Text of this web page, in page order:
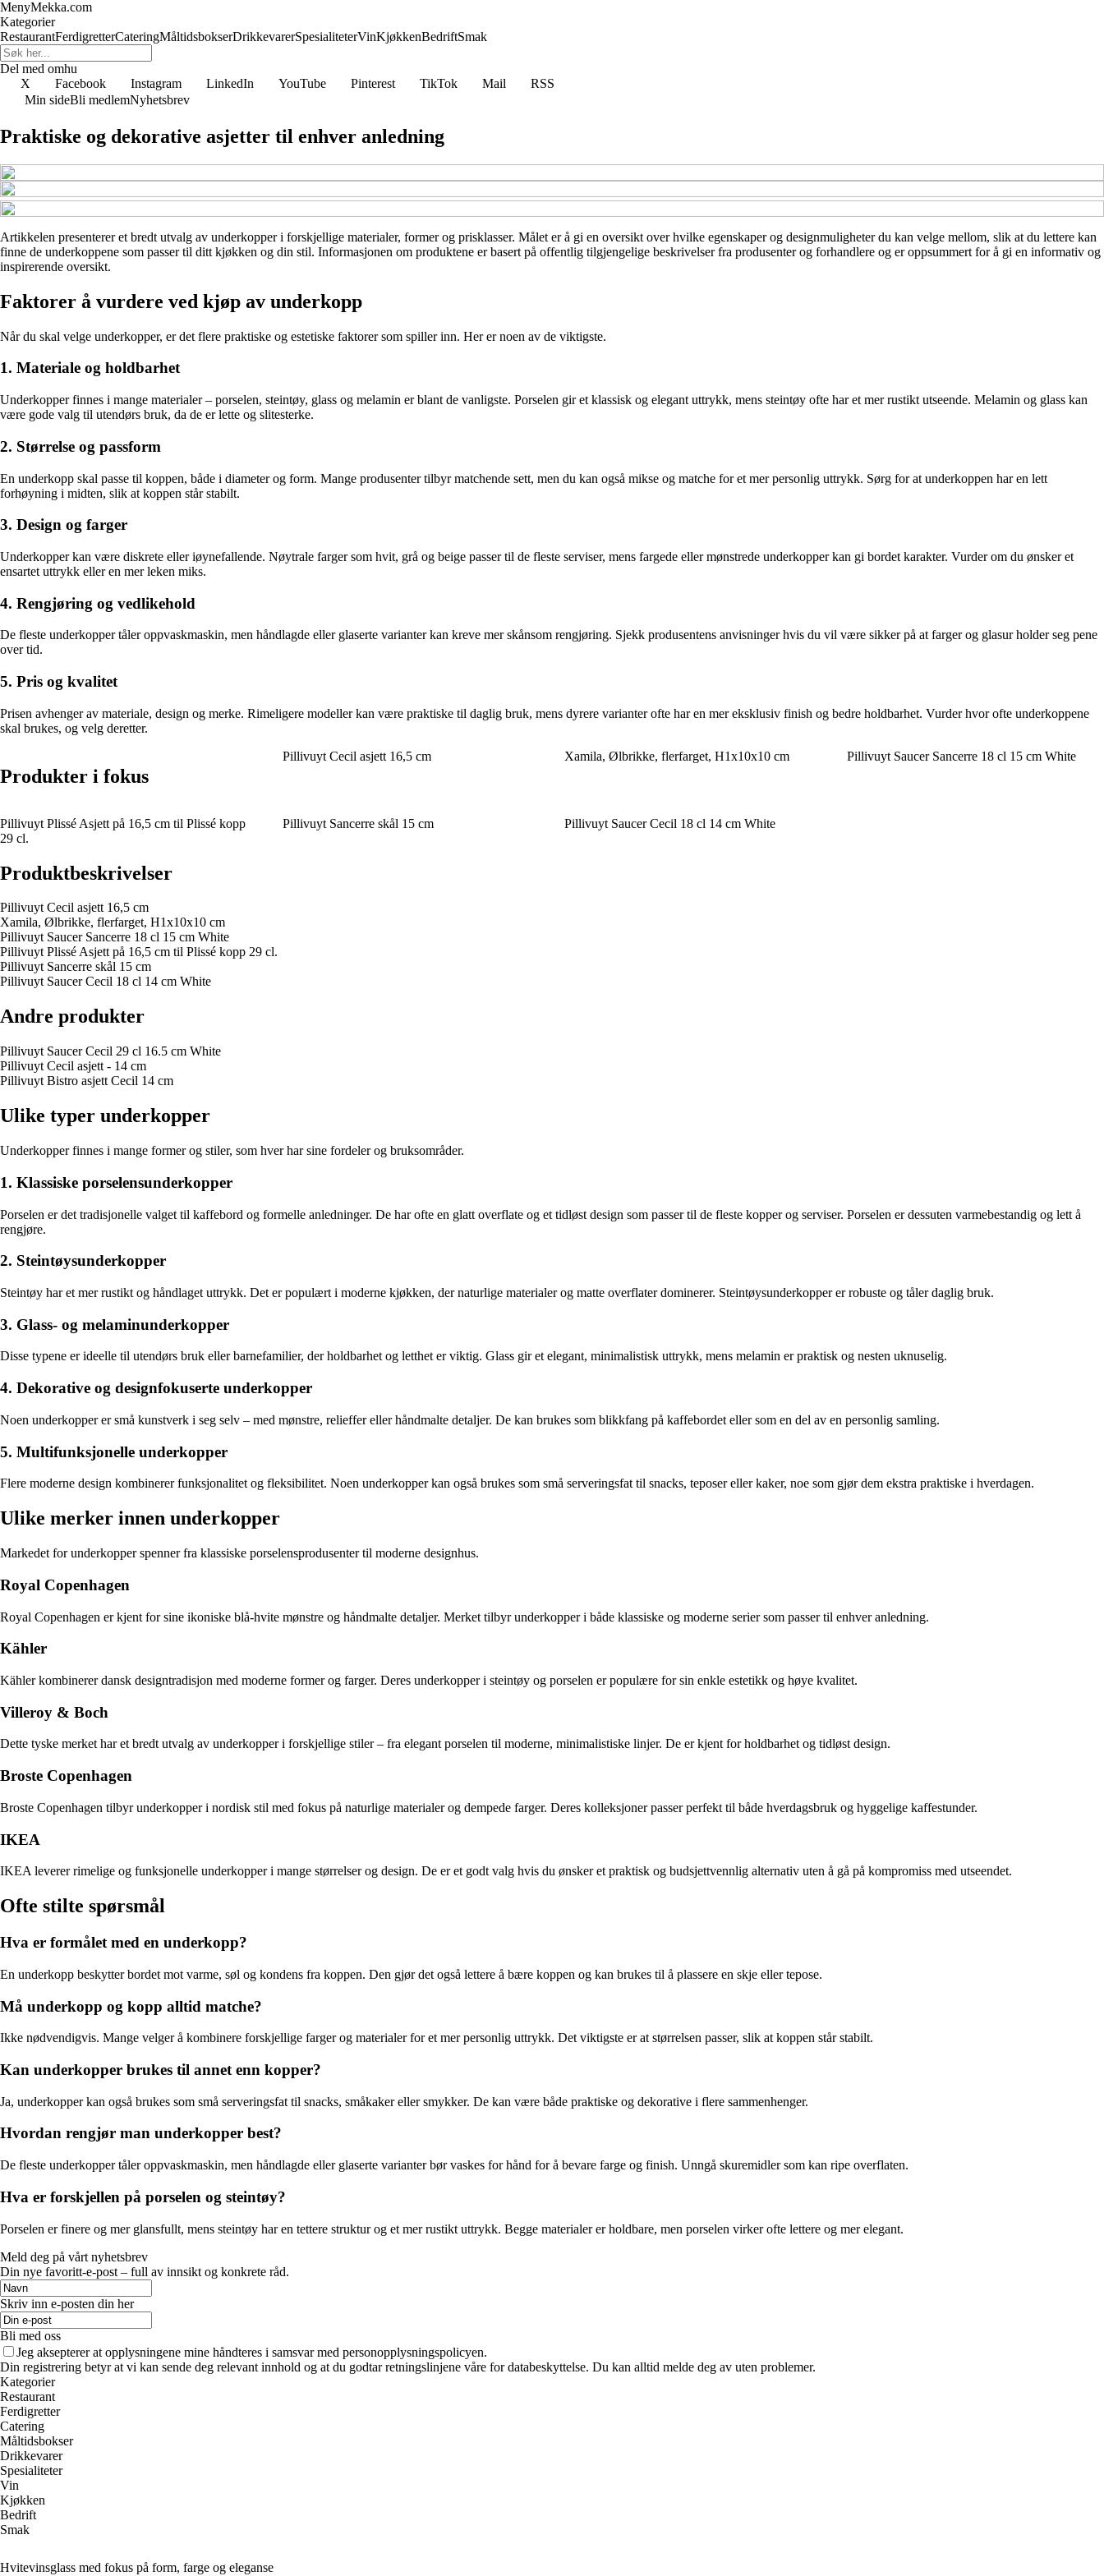
MenyMekka.com
Kategorier
RestaurantFerdigretterCateringMåltidsbokserDrikkevarerSpesialiteterVinKjøkkenBedriftSmak
Del med omhu
X
Facebook Instagram LinkedIn YouTube Pinterest TikTok Mail
RSS
Min sideBli medlemNyhetsbrev
Praktiske og dekorative asjetter til enhver anledning
Artikkelen presenterer et bredt utvalg av underkopper i forskjellige materialer, former og prisklasser. Målet er å gi en oversikt over hvilke egenskaper og designmuligheter du kan velge mellom, slik at du lettere kan
finne de underkoppene som passer til ditt kjøkken og din stil. Informasjonen om produktene er basert på offentlig tilgjengelige beskrivelser fra produsenter og forhandlere og er oppsummert for å gi en informativ og
inspirerende oversikt.
Faktorer å vurdere ved kjøp av underkopp
Når du skal velge underkopper, er det flere praktiske og estetiske faktorer som spiller inn. Her er noen av de viktigste.
1. Materiale og holdbarhet
Underkopper finnes i mange materialer – porselen, steintøy, glass og melamin er blant de vanligste. Porselen gir et klassisk og elegant uttrykk, mens steintøy ofte har et mer rustikt utseende. Melamin og glass kan
være gode valg til utendørs bruk, da de er lette og slitesterke.
2. Størrelse og passform
En underkopp skal passe til koppen, både i diameter og form. Mange produsenter tilbyr matchende sett, men du kan også mikse og matche for et mer personlig uttrykk. Sørg for at underkoppen har en lett
forhøyning i midten, slik at koppen står stabilt.
3. Design og farger
Underkopper kan være diskrete eller iøynefallende. Nøytrale farger som hvit, grå og beige passer til de fleste serviser, mens fargede eller mønstrede underkopper kan gi bordet karakter. Vurder om du ønsker et
ensartet uttrykk eller en mer leken miks.
4. Rengjøring og vedlikehold
De fleste underkopper tåler oppvaskmaskin, men håndlagde eller glaserte varianter kan kreve mer skånsom rengjøring. Sjekk produsentens anvisninger hvis du vil være sikker på at farger og glasur holder seg pene
over tid.
5. Pris og kvalitet
Prisen avhenger av materiale, design og merke. Rimeligere modeller kan være praktiske til daglig bruk, mens dyrere varianter ofte har en mer eksklusiv finish og bedre holdbarhet. Vurder hvor ofte underkoppene
skal brukes, og velg deretter.
Produkter i fokus
Pillivuyt Cecil asjett 16,5 cm Xamila, Ølbrikke, flerfarget, H1x10x10 cm Pillivuyt Saucer Sancerre 18 cl 15 cm White
Pillivuyt Plissé Asjett på 16,5 cm til Plissé kopp
29 cl.
Pillivuyt Sancerre skål 15 cm Pillivuyt Saucer Cecil 18 cl 14 cm White
Produktbeskrivelser
Pillivuyt Cecil asjett 16,5 cm
Xamila, Ølbrikke, flerfarget, H1x10x10 cm
Pillivuyt Saucer Sancerre 18 cl 15 cm White
Pillivuyt Plissé Asjett på 16,5 cm til Plissé kopp 29 cl.
Pillivuyt Sancerre skål 15 cm
Pillivuyt Saucer Cecil 18 cl 14 cm White
Andre produkter
Pillivuyt Saucer Cecil 29 cl 16.5 cm White
Pillivuyt Cecil asjett - 14 cm
Pillivuyt Bistro asjett Cecil 14 cm
Ulike typer underkopper
Underkopper finnes i mange former og stiler, som hver har sine fordeler og bruksområder.
1. Klassiske porselensunderkopper
Porselen er det tradisjonelle valget til kaffebord og formelle anledninger. De har ofte en glatt overflate og et tidløst design som passer til de fleste kopper og serviser. Porselen er dessuten varmebestandig og lett å
rengjøre.
2. Steintøysunderkopper
Steintøy har et mer rustikt og håndlaget uttrykk. Det er populært i moderne kjøkken, der naturlige materialer og matte overflater dominerer. Steintøysunderkopper er robuste og tåler daglig bruk.
3. Glass- og melaminunderkopper
Disse typene er ideelle til utendørs bruk eller barnefamilier, der holdbarhet og letthet er viktig. Glass gir et elegant, minimalistisk uttrykk, mens melamin er praktisk og nesten uknuselig.
4. Dekorative og designfokuserte underkopper
Noen underkopper er små kunstverk i seg selv – med mønstre, relieffer eller håndmalte detaljer. De kan brukes som blikkfang på kaffebordet eller som en del av en personlig samling.
5. Multifunksjonelle underkopper
Flere moderne design kombinerer funksjonalitet og fleksibilitet. Noen underkopper kan også brukes som små serveringsfat til snacks, teposer eller kaker, noe som gjør dem ekstra praktiske i hverdagen.
Ulike merker innen underkopper
Markedet for underkopper spenner fra klassiske porselensprodusenter til moderne designhus.
Royal Copenhagen
Royal Copenhagen er kjent for sine ikoniske blå-hvite mønstre og håndmalte detaljer. Merket tilbyr underkopper i både klassiske og moderne serier som passer til enhver anledning.
Kähler
Kähler kombinerer dansk designtradisjon med moderne former og farger. Deres underkopper i steintøy og porselen er populære for sin enkle estetikk og høye kvalitet.
Villeroy & Boch
Dette tyske merket har et bredt utvalg av underkopper i forskjellige stiler – fra elegant porselen til moderne, minimalistiske linjer. De er kjent for holdbarhet og tidløst design.
Broste Copenhagen
Broste Copenhagen tilbyr underkopper i nordisk stil med fokus på naturlige materialer og dempede farger. Deres kolleksjoner passer perfekt til både hverdagsbruk og hyggelige kaffestunder.
IKEA
IKEA leverer rimelige og funksjonelle underkopper i mange størrelser og design. De er et godt valg hvis du ønsker et praktisk og budsjettvennlig alternativ uten å gå på kompromiss med utseendet.
Ofte stilte spørsmål
Hva er formålet med en underkopp?
En underkopp beskytter bordet mot varme, søl og kondens fra koppen. Den gjør det også lettere å bære koppen og kan brukes til å plassere en skje eller tepose.
Må underkopp og kopp alltid matche?
Ikke nødvendigvis. Mange velger å kombinere forskjellige farger og materialer for et mer personlig uttrykk. Det viktigste er at størrelsen passer, slik at koppen står stabilt.
Kan underkopper brukes til annet enn kopper?
Ja, underkopper kan også brukes som små serveringsfat til snacks, småkaker eller smykker. De kan være både praktiske og dekorative i flere sammenhenger.
Hvordan rengjør man underkopper best?
De fleste underkopper tåler oppvaskmaskin, men håndlagde eller glaserte varianter bør vaskes for hånd for å bevare farge og finish. Unngå skuremidler som kan ripe overflaten.
Hva er forskjellen på porselen og steintøy?
Porselen er finere og mer glansfullt, mens steintøy har en tettere struktur og et mer rustikt uttrykk. Begge materialer er holdbare, men porselen virker ofte lettere og mer elegant.
Meld deg på vårt nyhetsbrev
Din nye favoritt-e-post – full av innsikt og konkrete råd.
Skriv inn e-posten din her
Bli med oss
Jeg aksepterer at opplysningene mine håndteres i samsvar med personopplysningspolicyen.
Din registrering betyr at vi kan sende deg relevant innhold og at du godtar retningslinjene våre for databeskyttelse. Du kan alltid melde deg av uten problemer.
Kategorier
Restaurant
Ferdigretter
Catering
Måltidsbokser
Drikkevarer
Spesialiteter
Vin
Kjøkken
Bedrift
Smak
Hvitevinsglass med fokus på form, farge og eleganse